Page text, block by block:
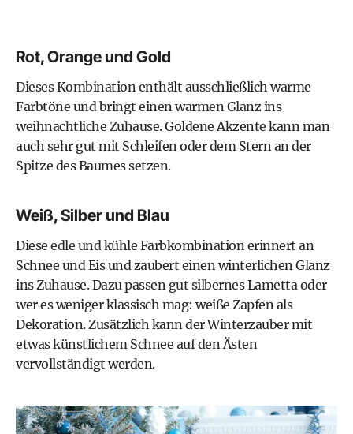
Rot, Orange und Gold
Dieses Kombination enthält ausschließlich warme
Farbtöne und bringt einen warmen Glanz ins
weihnachtliche Zuhause. Goldene Akzente kann man
auch sehr gut mit Schleifen oder dem Stern an der
Spitze des Baumes setzen.
Weiß, Silber und Blau
Diese edle und kühle Farbkombination erinnert an
Schnee und Eis und zaubert einen winterlichen Glanz
ins Zuhause. Dazu passen gut silbernes Lametta oder
wer es weniger klassisch mag: weiße Zapfen als
Dekoration. Zusätzlich kann der Winterzauber mit
etwas künstlichem Schnee auf den Ästen
vervollständigt werden.